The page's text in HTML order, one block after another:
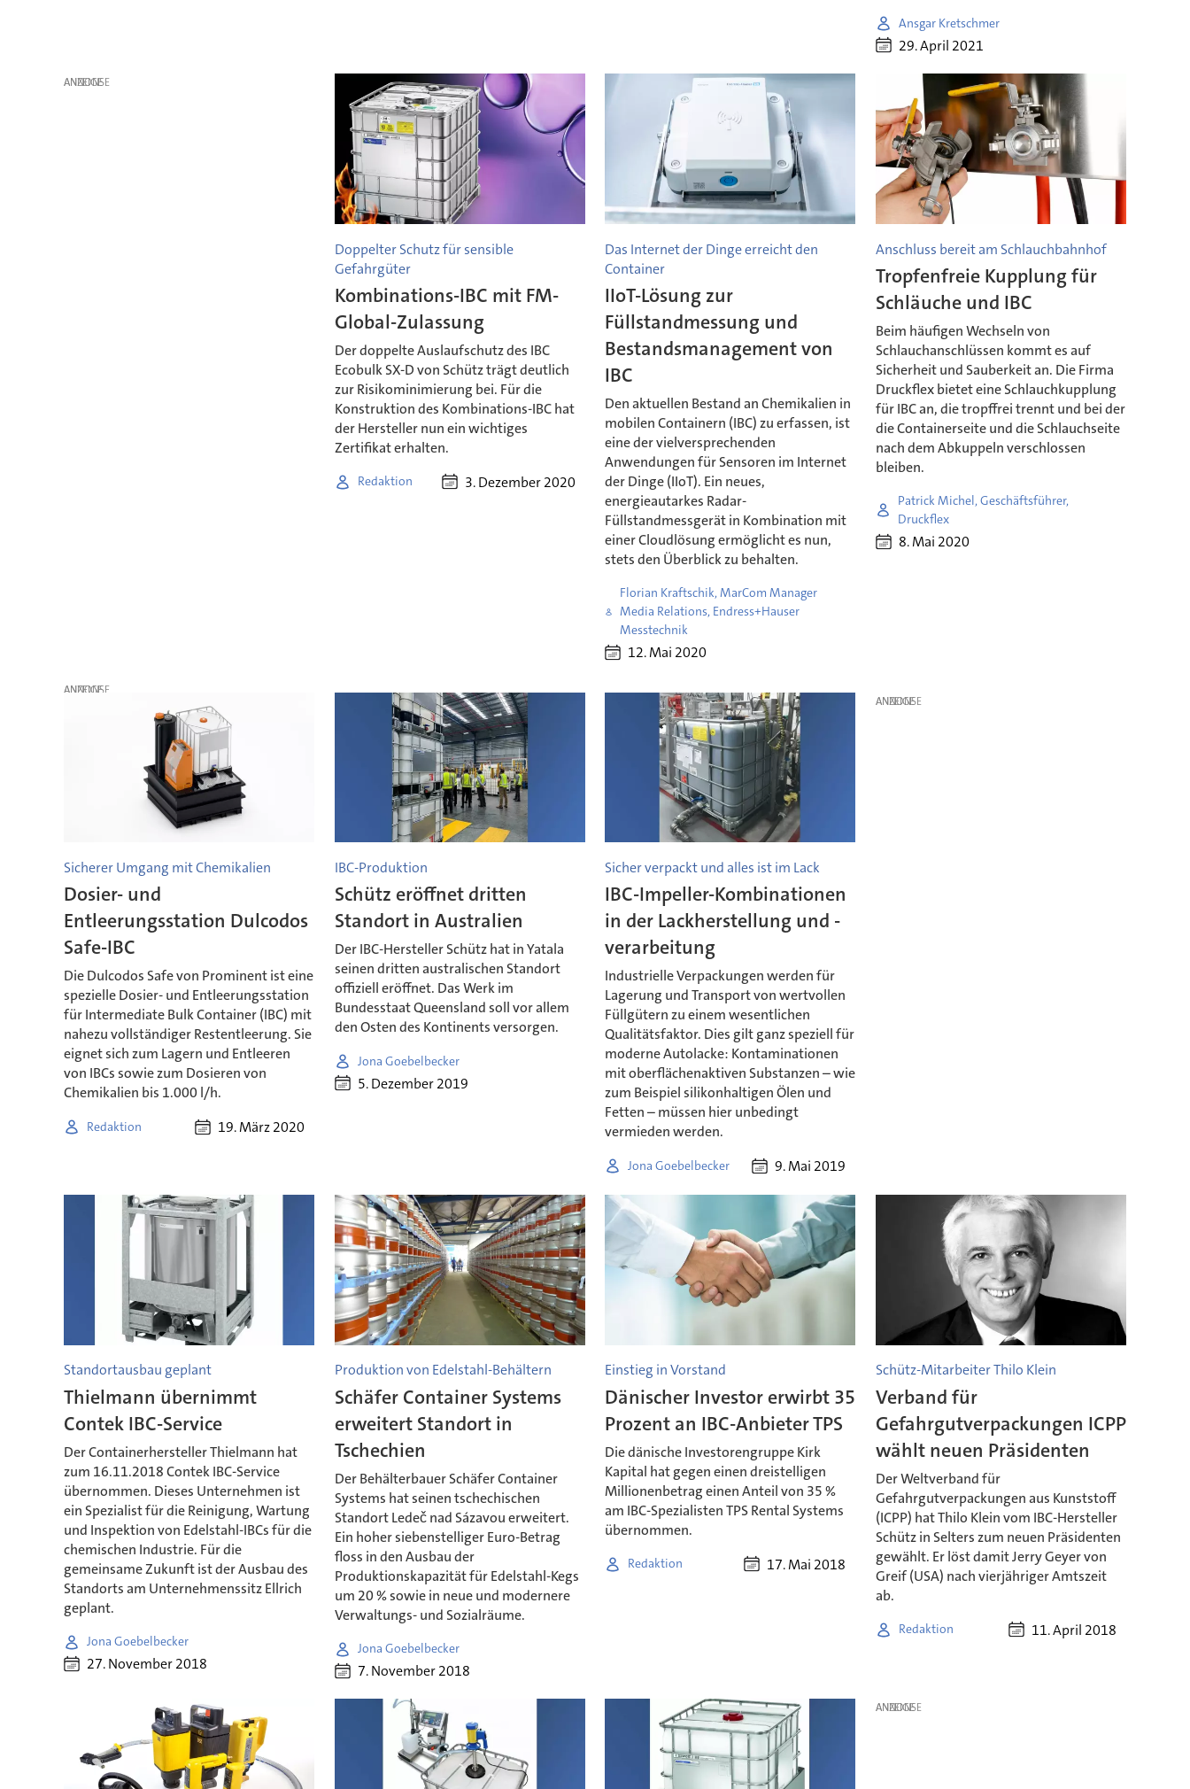
Ansgar Kretschmer
29. April 2021
ANZEIGE
Doppelter Schutz für sensible
Gefahrgüter
Kombinations-IBC mit FM-
Global-Zulassung
Der doppelte Auslaufschutz des IBC
Ecobulk SX-D von Schütz trägt deutlich
zur Risikominimierung bei. Für die
Konstruktion des Kombinations-IBC hat
der Hersteller nun ein wichtiges
Zertifikat erhalten.
Redaktion 3. Dezember 2020
Das Internet der Dinge erreicht den
Container
IIoT-Lösung zur
Füllstandmessung und
Bestandsmanagement von
IBC
Den aktuellen Bestand an Chemikalien in
mobilen Containern (IBC) zu erfassen, ist
eine der vielversprechenden
Anwendungen für Sensoren im Internet
der Dinge (IIoT). Ein neues,
energieautarkes Radar-
Füllstandmessgerät in Kombination mit
einer Cloudlösung ermöglicht es nun,
stets den Überblick zu behalten.
Florian Kraftschik, MarCom Manager
Media Relations, Endress+Hauser
Messtechnik
12. Mai 2020
Anschluss bereit am Schlauchbahnhof
Tropfenfreie Kupplung für
Schläuche und IBC
Beim häufigen Wechseln von
Schlauchanschlüssen kommt es auf
Sicherheit und Sauberkeit an. Die Firma
Druckflex bietet eine Schlauchkupplung
für IBC an, die tropffrei trennt und bei der
die Containerseite und die Schlauchseite
nach dem Abkuppeln verschlossen
bleiben.
Patrick Michel, Geschäftsführer,
Druckflex
8. Mai 2020
ANZEIGE
Sicherer Umgang mit Chemikalien
Dosier- und
Entleerungsstation Dulcodos
Safe-IBC
Die Dulcodos Safe von Prominent ist eine
spezielle Dosier- und Entleerungsstation
für Intermediate Bulk Container (IBC) mit
nahezu vollständiger Restentleerung. Sie
eignet sich zum Lagern und Entleeren
von IBCs sowie zum Dosieren von
Chemikalien bis 1.000 l/h.
Redaktion 19. März 2020
IBC-Produktion
Schütz eröffnet dritten
Standort in Australien
Der IBC-Hersteller Schütz hat in Yatala
seinen dritten australischen Standort
offiziell eröffnet. Das Werk im
Bundesstaat Queensland soll vor allem
den Osten des Kontinents versorgen.
Jona Goebelbecker
5. Dezember 2019
Sicher verpackt und alles ist im Lack
IBC-Impeller-Kombinationen
in der Lackherstellung und -
verarbeitung
Industrielle Verpackungen werden für
Lagerung und Transport von wertvollen
Füllgütern zu einem wesentlichen
Qualitätsfaktor. Dies gilt ganz speziell für
moderne Autolacke: Kontaminationen
mit oberflächenaktiven Substanzen – wie
zum Beispiel silikonhaltigen Ölen und
Fetten – müssen hier unbedingt
vermieden werden.
Jona Goebelbecker 9. Mai 2019
ANZEIGE
Standortausbau geplant
Thielmann übernimmt
Contek IBC-Service
Der Containerhersteller Thielmann hat
zum 16.11.2018 Contek IBC-Service
übernommen. Dieses Unternehmen ist
ein Spezialist für die Reinigung, Wartung
und Inspektion von Edelstahl-IBCs für die
chemischen Industrie. Für die
gemeinsame Zukunft ist der Ausbau des
Standorts am Unternehmenssitz Ellrich
geplant.
Jona Goebelbecker
27. November 2018
Produktion von Edelstahl-Behältern
Schäfer Container Systems
erweitert Standort in
Tschechien
Der Behälterbauer Schäfer Container
Systems hat seinen tschechischen
Standort Ledeč nad Sázavou erweitert.
Ein hoher siebenstelliger Euro-Betrag
floss in den Ausbau der
Produktionskapazität für Edelstahl-Kegs
um 20 % sowie in neue und modernere
Verwaltungs- und Sozialräume.
Jona Goebelbecker
7. November 2018
Einstieg in Vorstand
Dänischer Investor erwirbt 35
Prozent an IBC-Anbieter TPS
Die dänische Investorengruppe Kirk
Kapital hat gegen einen dreistelligen
Millionenbetrag einen Anteil von 35 %
am IBC-Spezialisten TPS Rental Systems
übernommen.
Redaktion 17. Mai 2018
Schütz-Mitarbeiter Thilo Klein
Verband für
Gefahrgutverpackungen ICPP
wählt neuen Präsidenten
Der Weltverband für
Gefahrgutverpackungen aus Kunststoff
(ICPP) hat Thilo Klein vom IBC-Hersteller
Schütz in Selters zum neuen Präsidenten
gewählt. Er löst damit Jerry Geyer von
Greif (USA) nach vierjähriger Amtszeit
ab.
Redaktion 11. April 2018
ANZEIGE